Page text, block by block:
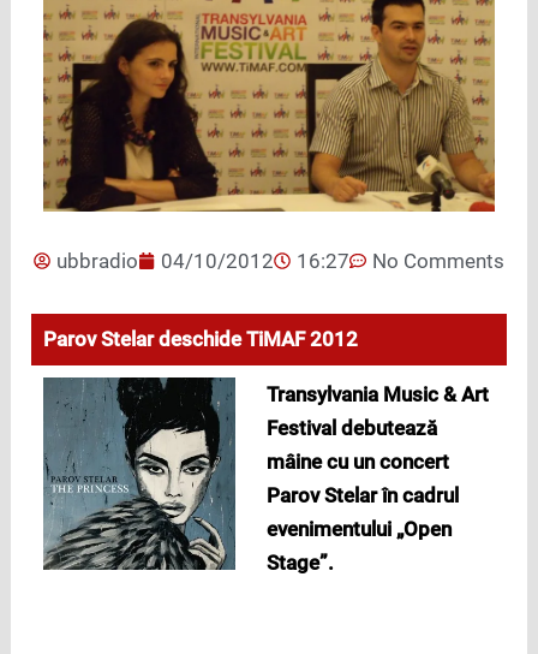
ubbradio 04/10/2012 16:27 No Comments
Parov Stelar deschide TiMAF 2012
Transylvania Music & Art
Festival debutează
mâine cu un concert
Parov Stelar în cadrul
evenimentului „Open
Stage”.